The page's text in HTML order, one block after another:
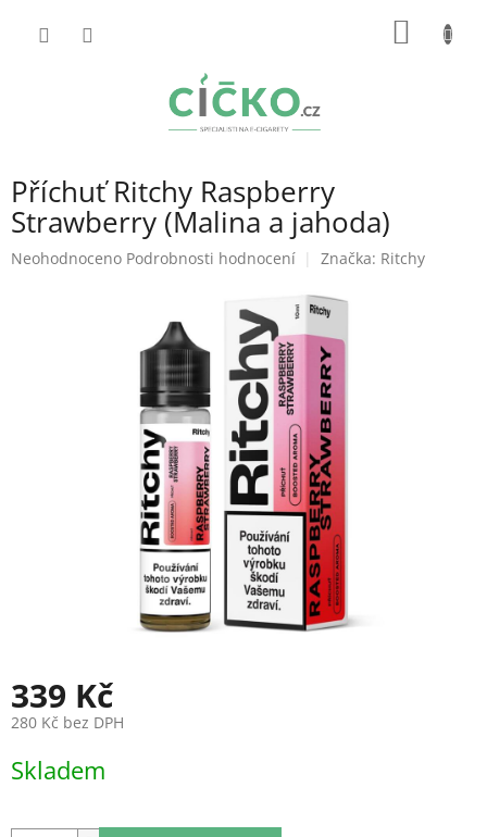
Příchuť Ritchy Raspberry
Strawberry (Malina a jahoda)
Průměrné
Neohodnoceno Podrobnosti hodnocení Značka: Ritchy
339 Kč
280 Kč bez DPH
cena:
Skladem